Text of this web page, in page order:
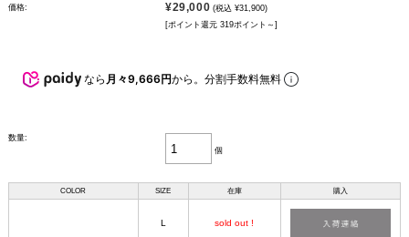
価格: ¥29,000 (税込 ¥31,900)
[ポイント還元 319ポイント～]
なら 月々9,666円から。分割手数料無料
数量:
個
COLOR SIZE 在庫 購入
L sold out !